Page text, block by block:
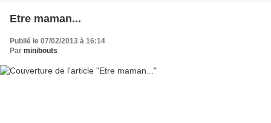
Etre maman...
Publié le 07/02/2013 à 16:14
Par minibouts